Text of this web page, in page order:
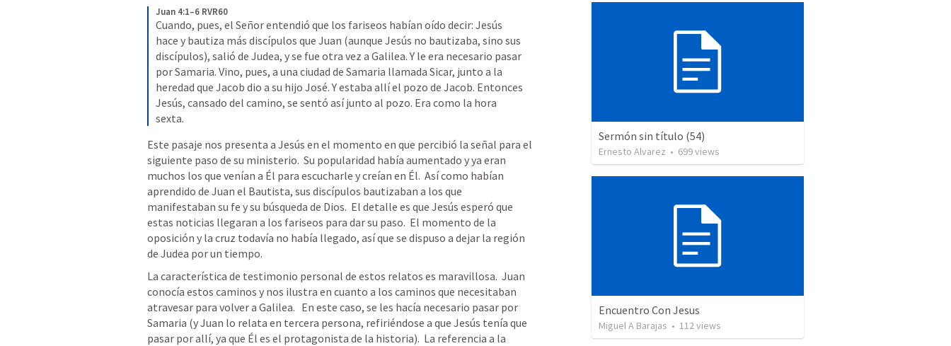
Juan 4:1–6 RVR60
Cuando, pues, el Señor entendió que los fariseos habían oído decir: Jesús
hace y bautiza más discípulos que Juan (aunque Jesús no bautizaba, sino sus
discípulos), salió de Judea, y se fue otra vez a Galilea. Y le era necesario pasar
por Samaria. Vino, pues, a una ciudad de Samaria llamada Sicar, junto a la
heredad que Jacob dio a su hijo José. Y estaba allí el pozo de Jacob. Entonces
Jesús, cansado del camino, se sentó así junto al pozo. Era como la hora
sexta.
Este pasaje nos presenta a Jesús en el momento en que percibió la señal para el
siguiente paso de su ministerio.  Su popularidad había aumentado y ya eran
muchos los que venían a Él para escucharle y creían en Él.  Así como habían
aprendido de Juan el Bautista, sus discípulos bautizaban a los que
manifestaban su fe y su búsqueda de Dios.  El detalle es que Jesús esperó que
estas noticias llegaran a los fariseos para dar su paso.  El momento de la
oposición y la cruz todavía no había llegado, así que se dispuso a dejar la región
de Judea por un tiempo.
La característica de testimonio personal de estos relatos es maravillosa.  Juan
conocía estos caminos y nos ilustra en cuanto a los caminos que necesitaban
atravesar para volver a Galilea.   En este caso, se les hacía necesario pasar por
Samaria (y Juan lo relata en tercera persona, refiriéndose a que Jesús tenía que
pasar por allí, ya que Él es el protagonista de la historia).  La referencia a la
Sermón sin título (54)
Ernesto Alvarez • 699views
Encuentro Con Jesus
Miguel A Barajas • 112 views